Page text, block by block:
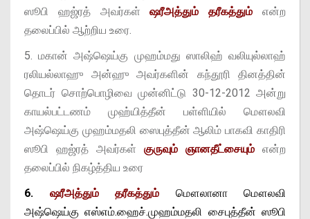
ஸூபி ஹஜ்ரத் அவர்கள்ஷரீஅத்தும் தரீகத்தும்என்ற
தலைப்பில் ஆற்றிய உரை.
5. மகான் அஷ்ஷெய்கு முஹம்மது ஸாலிஹ் வலியுல்லாஹ்
ரலியல்லாஹு அன்ஹு அவர்களின் கந்தூரி தினத்தின்
தொடர் சொற்பொழிவை முன்னிட்டு 30-12-2012 அன்று
காயல்பட்டணம் முஹ்யித்தீன் பள்ளியில் மௌலவி
அஷ்ஷெய்கு முஹம்மதலி ஸைபுத்தீன் ஆலிம் பாகவி காதிரி
ஸூபி ஹஜ்ரத் அவர்கள்
குருவும் ஞானதீட்சையும் என்ற
தலைப்பில் நிகழ்த்திய உரை
6. ஷரீஅத்தும் தரீகத்தும்
மௌலானா மௌலவி
அஷ்ஷெய்கு எஸ்எம்.ஹைச்.முஹம்மதலி சைபுத்தீன் ஸூபி